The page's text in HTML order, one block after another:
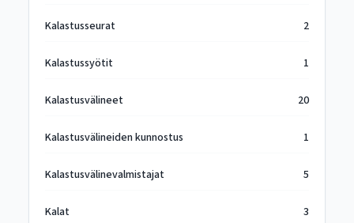
Kalastusseurat 2
Kalastussyötit 1
Kalastusvälineet 20
Kalastusvälineiden kunnostus 1
Kalastusvälinevalmistajat 5
Kalat 3